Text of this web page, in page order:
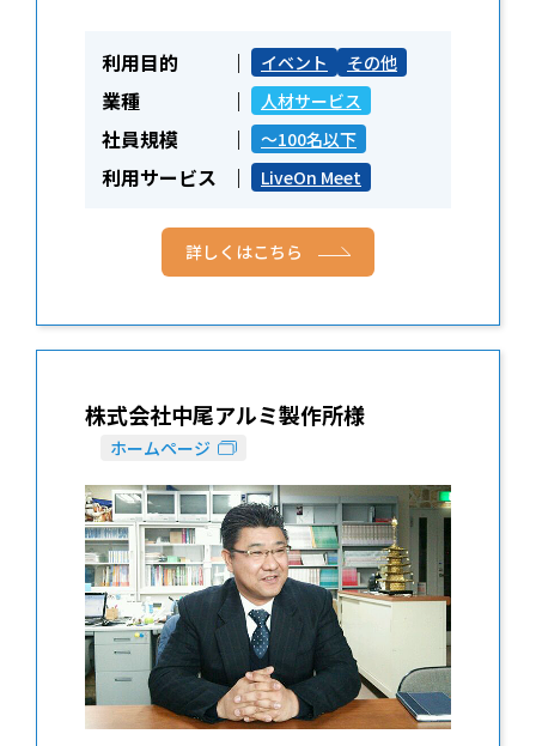
利用目的 イベント その他
業種 人材サービス
社員規模 ～100名以下
利用サービス LiveOn Meet
詳しくはこちら
株式会社中尾アルミ製作所様
ホームページ